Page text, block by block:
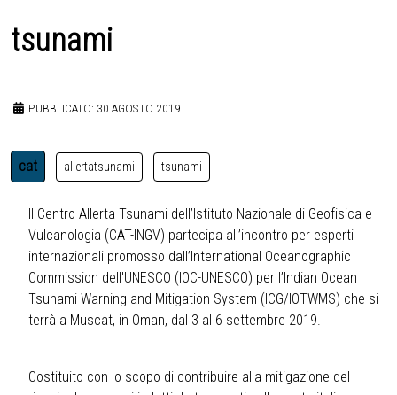
tsunami
PUBBLICATO: 30 AGOSTO 2019
cat allertatsunami tsunami
Il Centro Allerta Tsunami dell’Istituto Nazionale di Geofisica e
Vulcanologia (CAT-INGV) partecipa all’incontro per esperti
internazionali promosso dall’International Oceanographic
Commission dell'UNESCO (IOC-UNESCO) per l’Indian Ocean
Tsunami Warning and Mitigation System (ICG/IOTWMS) che si
terrà a Muscat, in Oman, dal 3 al 6 settembre 2019.
Costituito con lo scopo di contribuire alla mitigazione del